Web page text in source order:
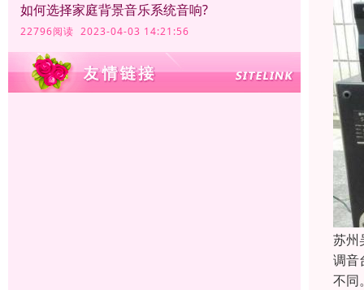
如何选择家庭背景音乐系统音响?
22796阅读 2023-04-03 14:21:56
苏州
调音
不同